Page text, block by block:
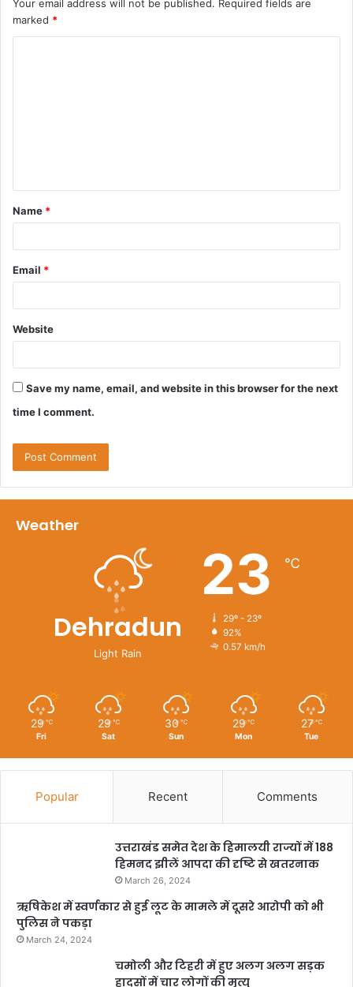
Your email address will not be published. Required fields are
marked *
t
*
Name *
Email *
Website
Save my name, email, and website in this browser for the next
time I comment.
Weather
Dehradun
Light Rain
23 ℃
29º - 23º
92%
0.57 km/h
29 ℃
Fri
29 ℃
Sat
30 ℃
Sun
29 ℃
Mon
27 ℃
Tue
Popular Recent Comments
उत्तराखंड समेत देश के हिमालयी राज्यों में 188
हिमनद झीलें आपदा की दृष्टि से खतरनाक
March 26, 2024
ऋषिकेश में स्वर्णकार से हुई लूट के मामले में दूसरे आरोपी को भी
पुलिस ने पकड़ा
March 24, 2024
चमोली और टिहरी में हुए अलग अलग सड़क
हादसों में चार लोगों की मृत्यु